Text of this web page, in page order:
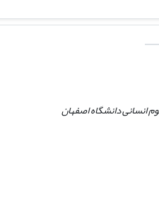
انسانی دانشگاه اصفهان